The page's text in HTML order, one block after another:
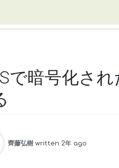
で暗号化さ
齊藤弘樹 written 2年 ago